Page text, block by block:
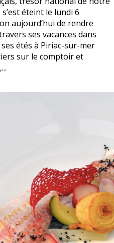
éteint le lundi 6
aujourd’hui de rendre
ses vacances dans
étés à Piriac-sur-mer
sur le comptoir et